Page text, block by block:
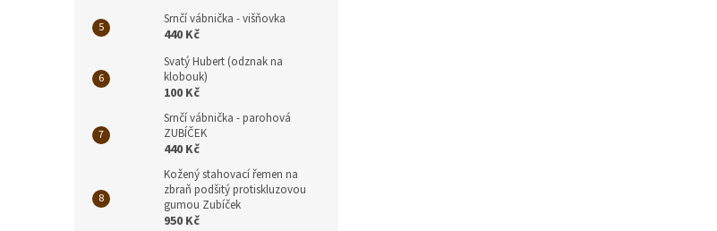
Srnčí vábnička - višňovka
440 Kč
Svatý Hubert (odznak na
klobouk)
100 Kč
Srnčí vábnička - parohová
ZUBÍČEK
440 Kč
Kožený stahovací řemen na
zbraň podšitý protiskluzovou
gumou Zubíček
950 Kč